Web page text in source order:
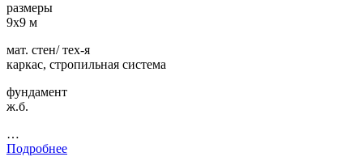
размеры
9х9 м
мат. стен/ тех-я
каркас, стропильная система
фундамент
ж.б.
…
Подробнее